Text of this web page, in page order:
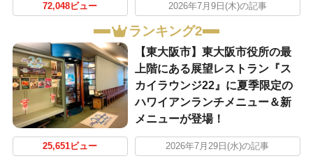
72,048ビュー 2026年7月9日(木)の記事
ランキング2
【東大阪市】東大阪市役所の最
上階にある展望レストラン『ス
カイラウンジ22』に夏季限定の
ハワイアンランチメニュー＆新
メニューが登場！
25,651ビュー 2026年7月29日(水)の記事